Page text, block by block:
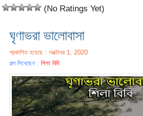
(No Ratings Yet)
ঘৃণাভরা ভালোবাসা
প্রকাশিত হয়েছে : অক্টোবর 1, 2020
গল্প লিখেছেন :শিলা বিবি